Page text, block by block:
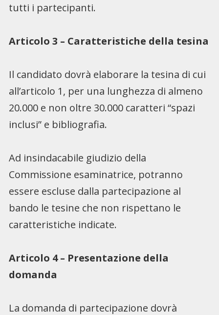
tutti i partecipanti.
Articolo 3 – Caratteristiche della tesina
Il candidato dovrà elaborare la tesina di cui
all’articolo 1, per una lunghezza di almeno
20.000 e non oltre 30.000 caratteri “spazi
inclusi” e bibliografia.
Ad insindacabile giudizio della
Commissione esaminatrice, potranno
essere escluse dalla partecipazione al
bando le tesine che non rispettano le
caratteristiche indicate.
Articolo 4 – Presentazione della
domanda
La domanda di partecipazione dovrà